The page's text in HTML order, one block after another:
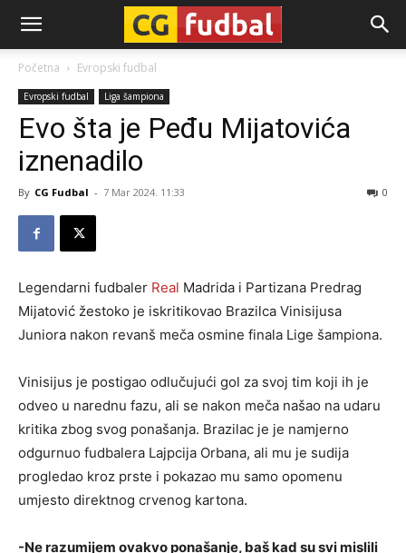
CG-
Fudbal
Početna Evropski fudbal
Evropski fudbal Liga šampiona
Evo šta je Peđu Mijatovića
iznenadilo
By CG Fudbal - 7 Mar 2024. 11:33 0
Legendarni fudbaler Real Madrida i Partizana Predrag
Mijatović žestoko je iskritikovao Brazilca Vinisijusa
Juniora nakon revanš meča osmine finala Lige šampiona.
Vinisijus je postigao odlučujući gol za svoj tim koji ih je
odveo u narednu fazu, ali se nakon meča našao na udaru
kritika zbog svog ponašanja. Brazilac je je namjerno
odgurnuo fudbalera Lajpcija Orbana, ali mu je sudija
progledao kroz prste i pokazao mu samo opomenu
umjesto direktnog crvenog kartona.
-Ne razumijem ovakvo ponašanje, baš kad su svi mislili